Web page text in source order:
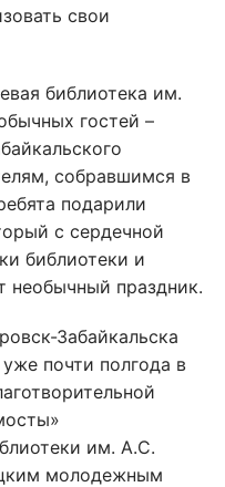
свои
библиотека им.
гостей –
собравшимся в
подарили
с сердечной
библиотеки и
необычный праздник.
Забайкальска
почти полгода в
им. А.С.
молодежным